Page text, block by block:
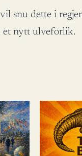
snu dette i
et nytt ulveforlik.